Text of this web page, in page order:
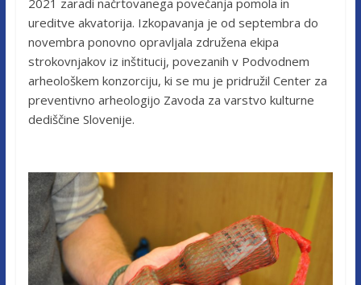
2021 zaradi načrtovanega povečanja pomola in
ureditve akvatorija. Izkopavanja je od septembra do
novembra ponovno opravljala združena ekipa
strokovnjakov iz inštitucij, povezanih v Podvodnem
arheološkem konzorciju, ki se mu je pridružil Center za
preventivno arheologijo Zavoda za varstvo kulturne
dediščine Slovenije.